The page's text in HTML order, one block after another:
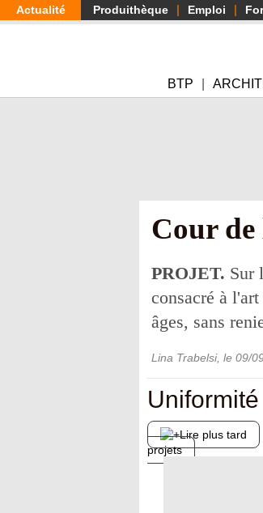
Aller
au
Actualité Produithèque Emploi
BTP
Cour de
PROJET. Sur
consacré à
âges, sans
Lina Trabelsi, le 09/
Uniformité
Lire plus tard
projets